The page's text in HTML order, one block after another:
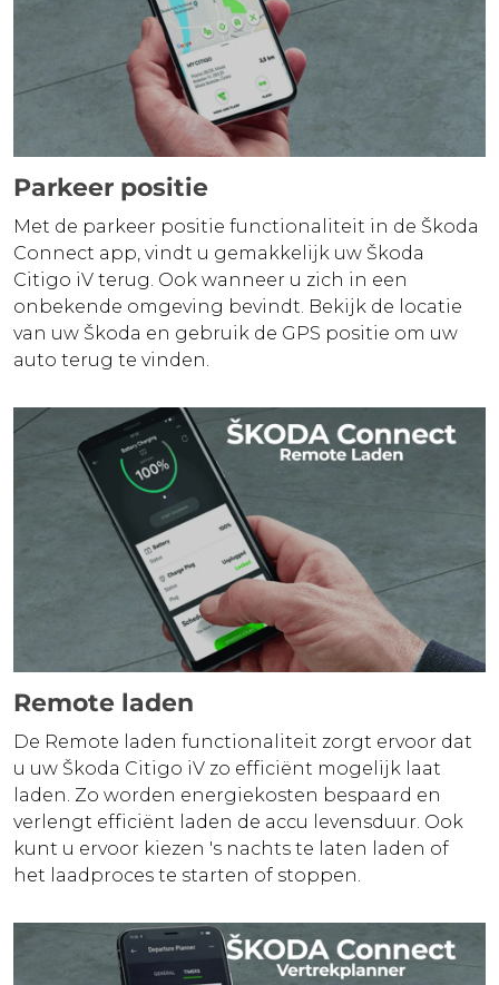
Parkeer positie
Met de parkeer positie functionaliteit in de Škoda
Connect app, vindt u gemakkelijk uw Škoda
Citigo iV terug. Ook wanneer u zich in een
onbekende omgeving bevindt. Bekijk de locatie
van uw Škoda en gebruik de GPS positie om uw
auto terug te vinden.
Remote laden
De Remote laden functionaliteit zorgt ervoor dat
u uw Škoda Citigo iV zo efficiënt mogelijk laat
laden. Zo worden energiekosten bespaard en
verlengt efficiënt laden de accu levensduur. Ook
kunt u ervoor kiezen 's nachts te laten laden of
het laadproces te starten of stoppen.